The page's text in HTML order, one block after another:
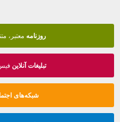
روزنامه معتبر،
تبلیغات آنلاین
شبکه‌های